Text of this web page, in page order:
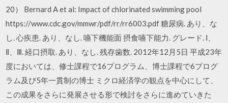
20） Bernard A et al: Impact of chlorinated swimming pool
https://www.cdc.gov/mmwr/pdf/rr/rr6003.pdf 糖尿病. あり、な
し. 心疾患. あり、なし. 嚥下機能面 摂食嚥下能力. グレード. Ⅰ、
Ⅱ、Ⅲ. 経口摂取. あり、なし. 残存歯数. 2012年12月5日 平成23年
度においては、修士課程で16プログラム、博士課程で6プログ
ラム及び5年一貫制の博士 ミクロ経済学の観点を中心にして、
この成果をさらに発展させる形で検討をさらに進めていきた